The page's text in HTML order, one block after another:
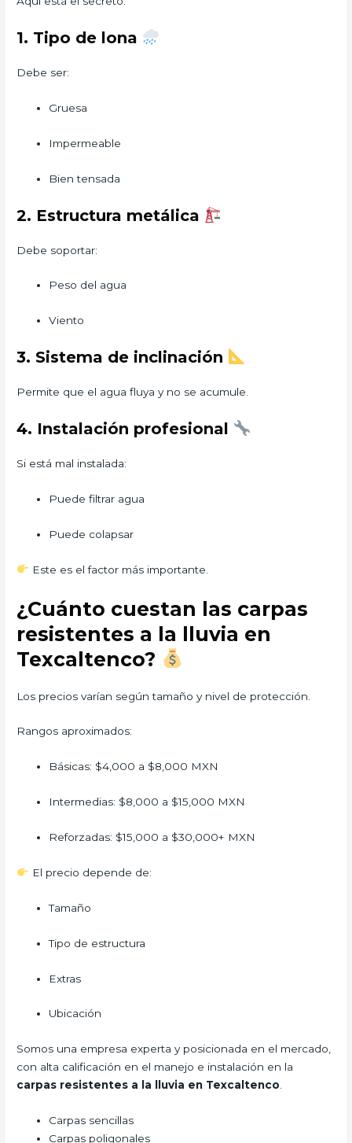
1. Tipo de lona
Debe ser:
Gruesa
Impermeable
Bien tensada
2. Estructura metálica
Debe soportar:
Peso del agua
Viento
3. Sistema de inclinación
Permite que el agua fluya y no se acumule.
4. Instalación profesional
Si está mal instalada:
Puede filtrar agua
Puede colapsar
Este es el factor más importante.
¿Cuánto cuestan las carpas
resistentes a la lluvia en
Texcaltenco?
Los precios varían según tamaño y nivel de protección.
Rangos aproximados:
Básicas: $4,000 a $8,000 MXN
Intermedias: $8,000 a $15,000 MXN
Reforzadas: $15,000 a $30,000+ MXN
El precio depende de:
Tamaño
Tipo de estructura
Extras
Ubicación
Somos una empresa experta y posicionada en el mercado,
con alta calificación en el manejo e instalación en la
carpas resistentes a la lluvia en Texcaltenco.
Carpas sencillas
Carpas poligonales